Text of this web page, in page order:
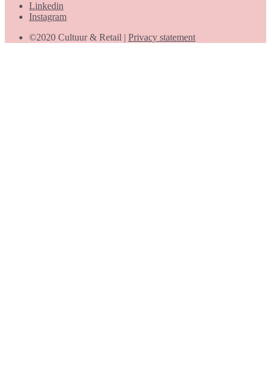
Linkedin
Instagram
©2020 Cultuur & Retail | Privacy statement